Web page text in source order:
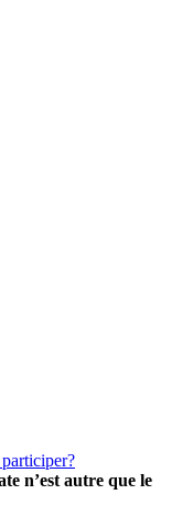
n’est autre que le